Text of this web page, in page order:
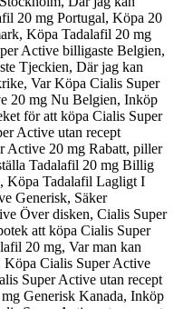
20 mg Portugal, Köpa 20
Köpa Tadalafil 20 mg
Active billigaste Belgien,
Tjeckien, Där jag kan
Var Köpa Cialis Super
20 mg Nu Belgien, Inköp
för att köpa Cialis Super
Active utan recept
Active 20 mg Rabatt, piller
Tadalafil 20 mg Billig
Köpa Tadalafil Lagligt I
Generisk, Säker
Över disken, Cialis Super
att köpa Cialis Super
20 mg, Var man kan
Cialis Super Active
Super Active utan recept
Generisk Kanada, Inköp